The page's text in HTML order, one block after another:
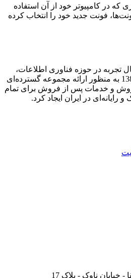
که در کامپیوتر خود از آن استفاده
فونت جدید خود را انتخاب کرده
فراسو با بیش از 35 سال تجربه در حوزه فناوری اطلاعات،
شرکت اسپیرو را در سال 1389 به منظور ارائه مجموعه گسترده‌ای
و خدمات پس از فروش برای تمام
در ایران ایجاد کرد.
- خیابان ناوک - پلاک 17